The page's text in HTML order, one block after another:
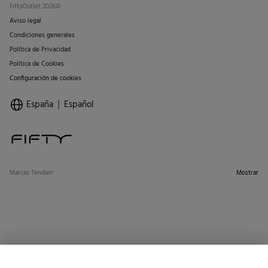
FiftyOutlet 2026©
Aviso legal
Condiciones generales
Política de Privacidad
Política de Cookies
Configuración de cookies
España Español
Marcas Tendam Mostrar